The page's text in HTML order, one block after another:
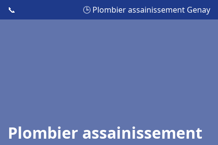
📞 🕒 Plombier assainissement Genay
Plombier assainissement